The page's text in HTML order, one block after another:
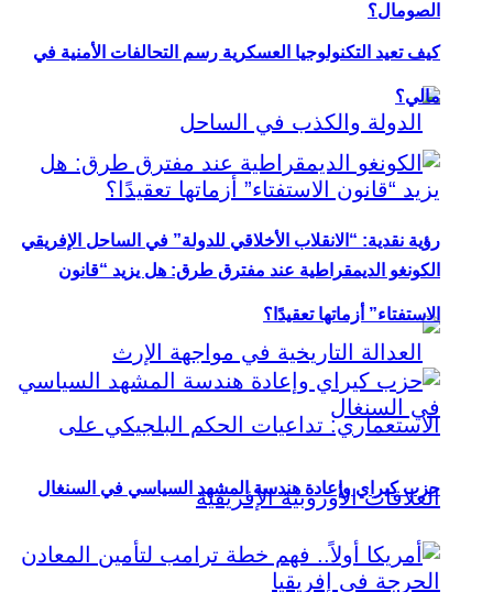
الصومال؟
رؤية نقدية: “الانقلاب الأخلاقي للدولة” في الساحل الإفريقي
كيف تعيد التكنولوجيا العسكرية رسم التحالفات الأمنية في
مالي؟
الكونغو الديمقراطية عند مفترق طرق: هل يزيد “قانون
الاستفتاء” أزماتها تعقيدًا؟
حزب كيراي وإعادة هندسة المشهد السياسي في السنغال